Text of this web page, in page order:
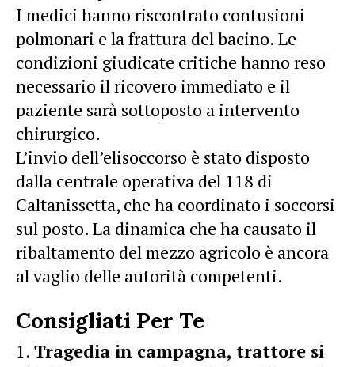
I medici hanno riscontrato contusioni
polmonari e la frattura del bacino. Le
condizioni giudicate critiche hanno reso
necessario il ricovero immediato e il
paziente sarà sottoposto a intervento
chirurgico.
L’invio dell’elisoccorso è stato disposto
dalla centrale operativa del 118 di
Caltanissetta, che ha coordinato i soccorsi
sul posto. La dinamica che ha causato il
ribaltamento del mezzo agricolo è ancora
al vaglio delle autorità competenti.
Consigliati Per Te
Tragedia in campagna, trattore si